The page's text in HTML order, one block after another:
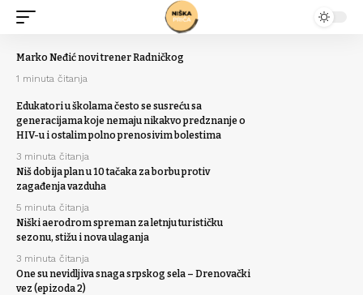
Marko Neđić novi trener Radničkog
1 minuta čitanja
Edukatori u školama često se susreću sa
generacijama koje nemaju nikakvo predznanje o
HIV-u i ostalim polno prenosivim bolestima
3 minuta čitanja
Niš dobija plan u 10 tačaka za borbu protiv
zagađenja vazduha
5 minuta čitanja
Niški aerodrom spreman za letnju turističku
sezonu, stižu i nova ulaganja
3 minuta čitanja
One su nevidljiva snaga srpskog sela – Drenovački
vez (epizoda 2)